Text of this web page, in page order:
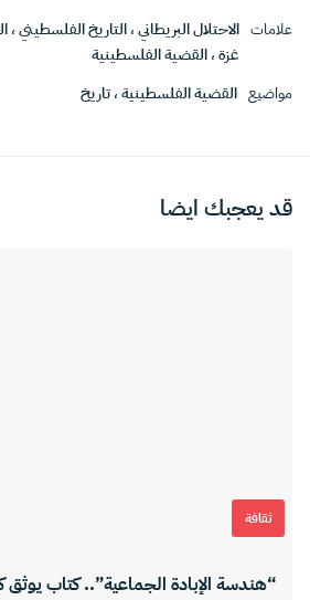
علامات الاحتلال البريطاني،التاريخ الفلسطيني،
غزة،القضية الفلسطينية
مواضيع القضية الفلسطينية،تاريخ
قد يعجبك ايضا
ثقافة
“هندسة الإبادة الجماعية”.. كتاب